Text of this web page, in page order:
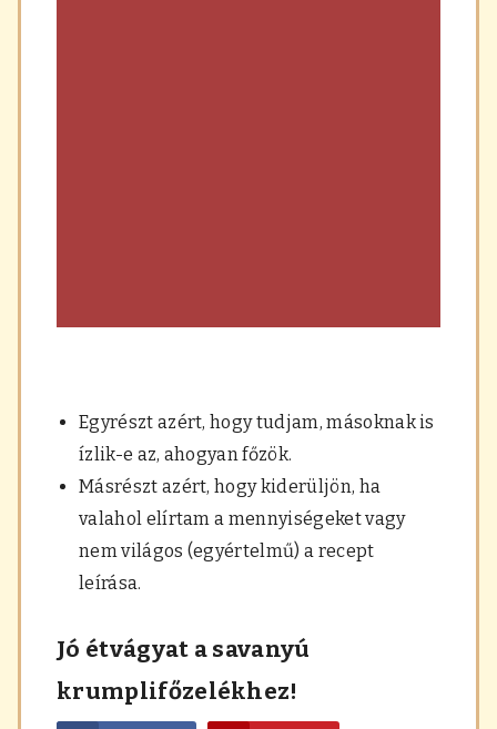
Egyrészt azért, hogy tudjam, másoknak is
ízlik-e az, ahogyan főzök.
Másrészt azért, hogy kiderüljön, ha
valahol elírtam a mennyiségeket vagy
nem világos (egyértelmű) a recept
leírása.
Jó étvágyat a savanyú
krumplifőzelékhez!